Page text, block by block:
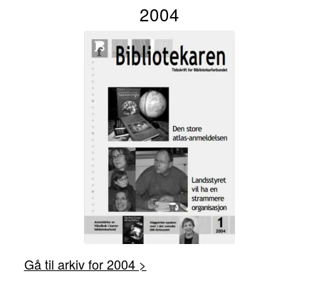
2004
Gå til arkiv for 2004 >